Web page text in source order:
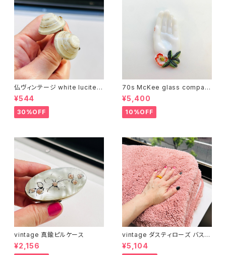
仏ヴィンテージ white lucite c
onfetti 山型イヤリング
¥544
30%OFF
70s McKee glass compan
y ハンドペイントハンド小皿
（赤）
¥5,400
10%OFF
vintage 真鍮ピルケース
¥2,156
vintage ダスティローズ バスマ
ット
¥5,104